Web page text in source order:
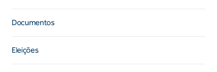
Documentos
Eleições